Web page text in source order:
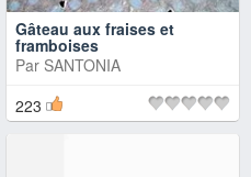
Gâteau aux fraises et
framboises
Par SANTONIA
223